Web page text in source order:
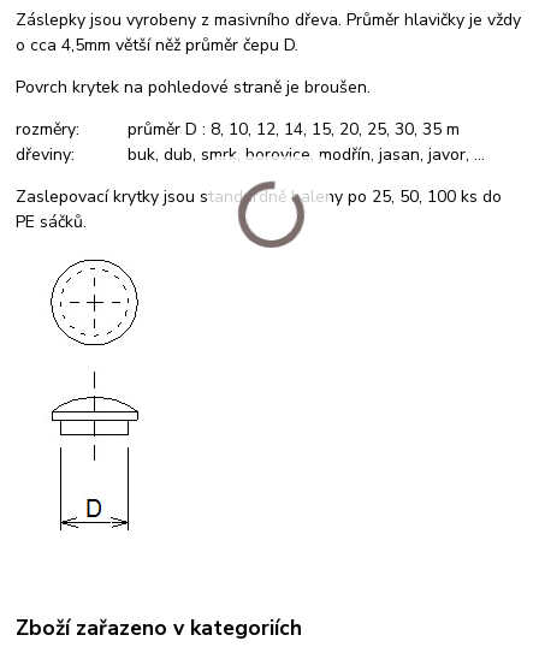
Záslepky jsou vyrobeny z masivního dřeva. Průměr hlavičky je vždy
o cca 4,5mm větší něž průměr čepu D.
Povrch krytek na pohledové straně je broušen.
rozměry: průměr D : 8, 10, 12, 14, 15, 20, 25, 30, 35 m
dřeviny: buk, dub, smrk, borovice, modřín, jasan, javor, ...
Zaslepovací krytky jsou standardně baleny po 25, 50, 100 ks do
PE sáčků.
Zboží zařazeno v kategoriích